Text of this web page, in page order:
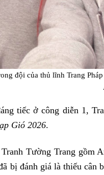
đội của thủ lĩnh Trang
tiếc ở công diễn 1,
Gió 2026.
Tường Trang gồm
bị đánh giá là thiếu cân